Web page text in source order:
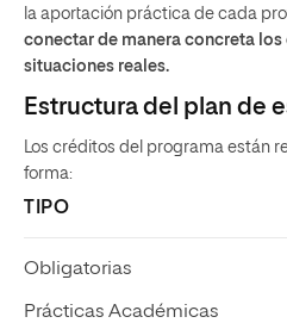
la aportación práctica de cada
conectar de manera concreta
situaciones reales.
Estructura del plan de
Los créditos del programa están
forma:
TIPO
Obligatorias
Prácticas Académicas